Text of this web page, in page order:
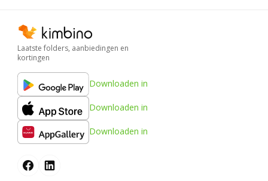
Laatste folders, aanbiedingen en
kortingen
Downloaden in
Downloaden in
Downloaden in